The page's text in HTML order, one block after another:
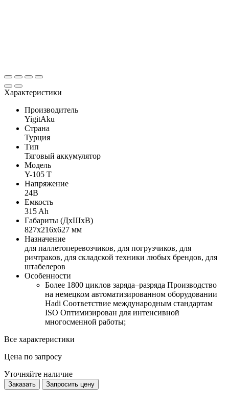
Характеристики
Производитель
YigitAku
Страна
Турция
Тип
Тяговый аккумулятор
Модель
Y-105 T
Напряжение
24В
Емкость
315 Ah
Габариты (ДхШхВ)
827х216х627 мм
Назначение
для паллетоперевозчиков, для погрузчиков, для
ричтраков, для складской техники любых брендов, для
штабелеров
Особенности
Более 1800 циклов заряда–разряда Производство
на немецком автоматизированном оборудовании
Hadi Соответствие международным стандартам
ISO Оптимизирован для интенсивной
многосменной работы;
Все характеристики
Цена по запросу
Уточняйте наличие
Заказать Запросить цену